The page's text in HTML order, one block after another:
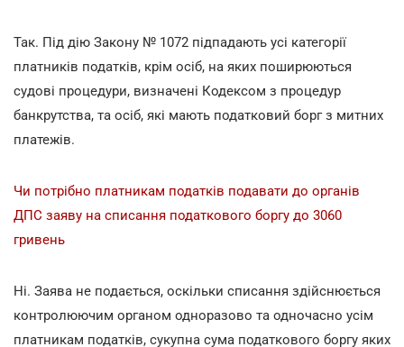
Так. Під дію Закону № 1072 підпадають усі категорії
платників податків, крім осіб, на яких поширюються
судові процедури, визначені Кодексом з процедур
банкрутства, та осіб, які мають податковий борг з митних
платежів.
Чи потрібно платникам податків подавати до органів
ДПС заяву на списання податкового боргу до 3060
гривень
Ні. Заява не подається, оскільки списання здійснюється
контролюючим органом одноразово та одночасно усім
платникам податків, сукупна сума податкового боргу яких